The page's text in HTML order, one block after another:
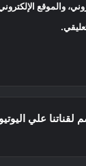
والموقع
لقناتنا علي